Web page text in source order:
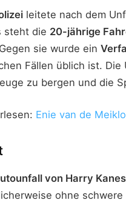
leitete nach dem
steht die 20-jährige
sie wurde ein
Fällen üblich ist.
zu bergen und die
Enie van de
von Harry
ohne